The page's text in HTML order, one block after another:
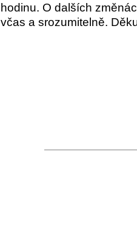
hodinu. O dalších
včas a srozumitelně.